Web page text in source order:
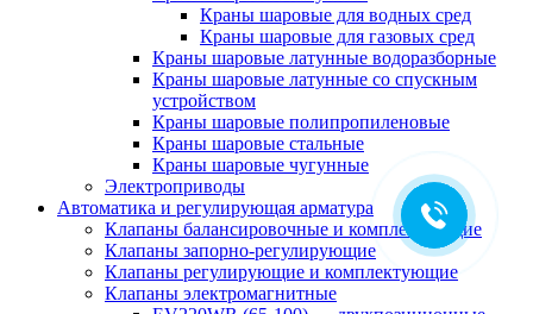
Краны шаровые для водных сред
Краны шаровые для газовых сред
Краны шаровые латунные водоразборные
Краны шаровые латунные со спускным
устройством
Краны шаровые полипропиленовые
Краны шаровые стальные
Краны шаровые чугунные
Электроприводы
Автоматика и регулирующая арматура
Клапаны балансировочные и комплектующие
Клапаны запорно-регулирующие
Клапаны регулирующие и комплектующие
Клапаны электромагнитные